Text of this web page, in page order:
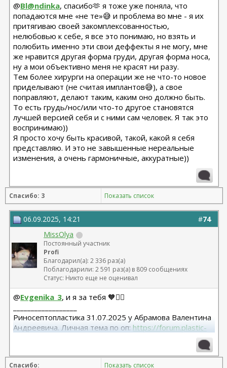
@Bl@ndinka, спасибо🫶 я тоже уже поняла, что
попадаются мне «не те»😅 и проблема во мне - я их
притягиваю своей закомплексованностью,
нелюбовью к себе, я все это понимаю, но взять и
полюбить именно эти свои деффекты я не могу, мне
же нравится другая форма груди, другая форма носа,
ну а мои объективно меня не красят ни разу.
Тем более хирурги на операции же не что-то новое
приделывают (не считая имплантов😅), а свое
поправляют, делают таким, каким оно должно быть.
То есть грудь/нос/или что-то другое становятся
лучшей версией себя и с ними сам человек. Я так это
воспринимаю))
Я просто хочу быть красивой, такой, какой я себя
представляю. И это не завышенные нереальные
изменения, а очень гармоничные, аккуратные))
Спасибо: 3 Показать список
#74
06.09.2025, 14:21
MissOlya
Постоянный участник
Profi
Благодарил(а): 2 336 раз(а)
Поблагодарили: 2 591 раз(а) в 809 сообщениях
Статус: Никто еще не оценивал
@Evgenika_3, и я за тебя 🧡✊🏻
Риносептопластика 31.07.2025 у Абрамова Валентина
Андреевича. Личная тема по оп:https://forum.plastic-
Спасибо: Показать список